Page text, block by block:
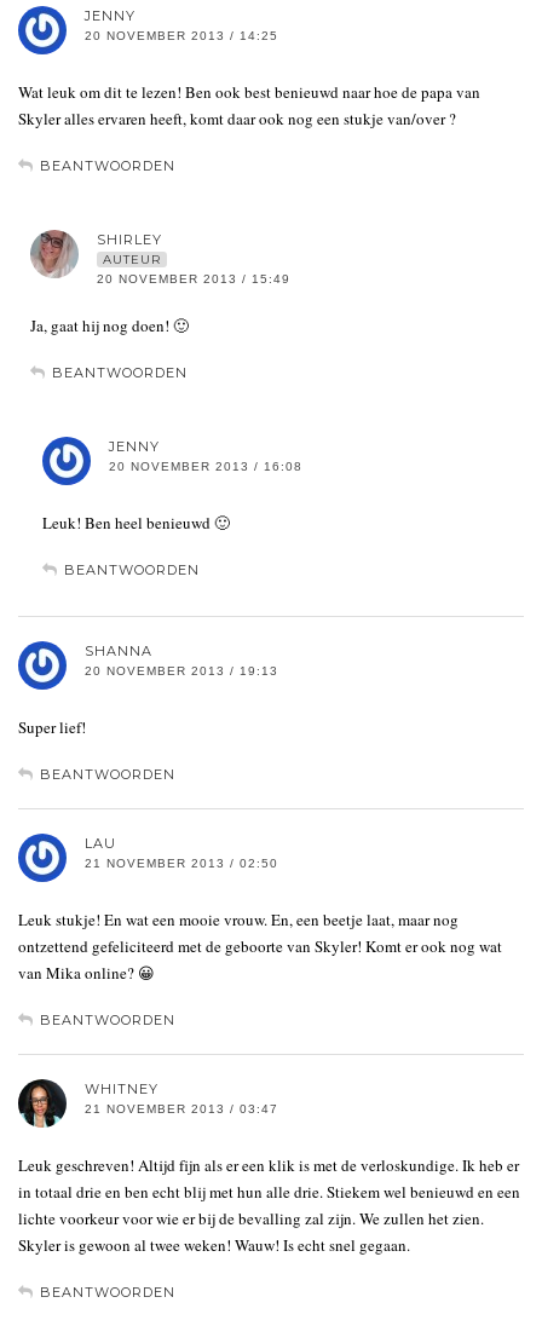
JENNY
20 NOVEMBER 2013 / 14:25
Wat leuk om dit te lezen! Ben ook best benieuwd naar hoe de papa van
Skyler alles ervaren heeft, komt daar ook nog een stukje van/over ?
BEANTWOORDEN
SHIRLEY
AUTEUR
20 NOVEMBER 2013 / 15:49
Ja, gaat hij nog doen! 🙂
BEANTWOORDEN
JENNY
20 NOVEMBER 2013 / 16:08
Leuk! Ben heel benieuwd 🙂
BEANTWOORDEN
SHANNA
20 NOVEMBER 2013 / 19:13
Super lief!
BEANTWOORDEN
LAU
21 NOVEMBER 2013 / 02:50
Leuk stukje! En wat een mooie vrouw. En, een beetje laat, maar nog
ontzettend gefeliciteerd met de geboorte van Skyler! Komt er ook nog wat
van Mika online? 😀
BEANTWOORDEN
WHITNEY
21 NOVEMBER 2013 / 03:47
Leuk geschreven! Altijd fijn als er een klik is met de verloskundige. Ik heb er
in totaal drie en ben echt blij met hun alle drie. Stiekem wel benieuwd en een
lichte voorkeur voor wie er bij de bevalling zal zijn. We zullen het zien.
Skyler is gewoon al twee weken! Wauw! Is echt snel gegaan.
BEANTWOORDEN